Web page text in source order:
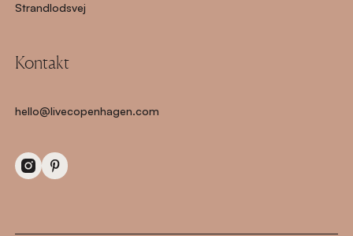
Strandlodsvej
Kontakt
hello@livecopenhagen.com